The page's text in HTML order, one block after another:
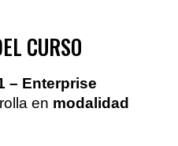
CURSO
– Enterprise
en modalidad